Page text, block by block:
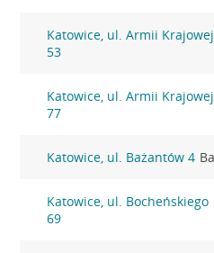
Katowice, ul. Armii Krajowej
53
Katowice, ul. Armii Krajowej
77
Katowice, ul. Bażantów 4
Katowice, ul. Bocheńskiego
69